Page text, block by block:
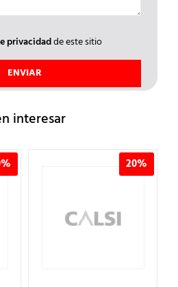
privacidadde este sitio
interesar
20%